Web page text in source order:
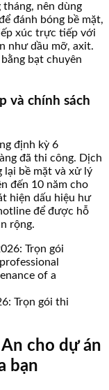
nên dùng
đánh bóng bề mặt,
xúc trực tiếp với
như dầu mỡ, axit.
bạt chuyên
và chính sách
định kỳ 6
đã thi công. Dịch
lại bề mặt và xử lý
đến 10 năm cho
hiện dấu hiệu hư
để được hỗ
rộng.
Trọn gói thi
cho dự án
bạn